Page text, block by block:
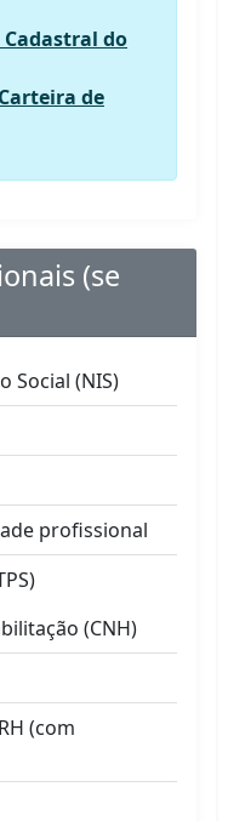
do
de
(se
Social (NIS)
profissional
(CNH)
(com